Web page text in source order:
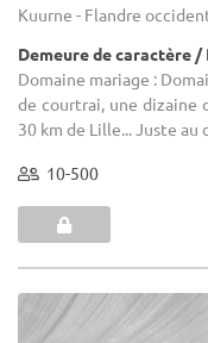
Kuurne - Flandre
Demeure de caractère /
Domaine mariage :
de courtrai, une dizaine
30 km de Lille... Juste
10-500